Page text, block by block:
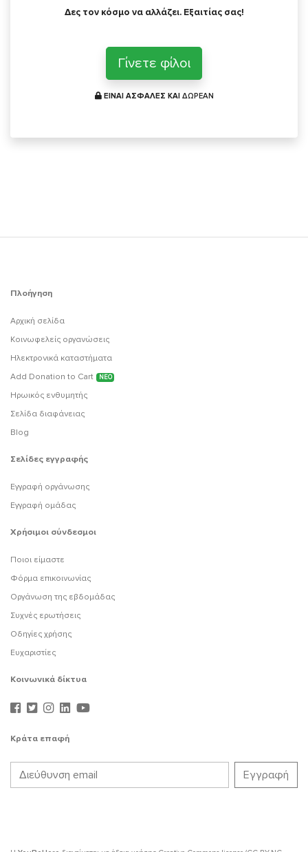
Δες τον κόσμο να αλλάζει. Εξαιτίας σας!
Γίνετε φίλοι
ΕΙΝΑΙ ΑΣΦΑΛΕΣ ΚΑΙ ΔΩΡΕΑΝ
Πλοήγηση
Αρχική σελίδα
Κοινωφελείς οργανώσεις
Ηλεκτρονικά καταστήματα
Add Donation to Cart
ΝΕΟ
Ηρωικός ενθυμητής
Σελίδα διαφάνειας
Blog
Σελίδες εγγραφής
Εγγραφή οργάνωσης
Εγγραφή ομάδας
Χρήσιμοι σύνδεσμοι
Ποιοι είμαστε
Φόρμα επικοινωνίας
Οργάνωση της εβδομάδας
Συχνές ερωτήσεις
Οδηγίες χρήσης
Ευχαριστίες
Κοινωνικά δίκτυα
Κράτα επαφή